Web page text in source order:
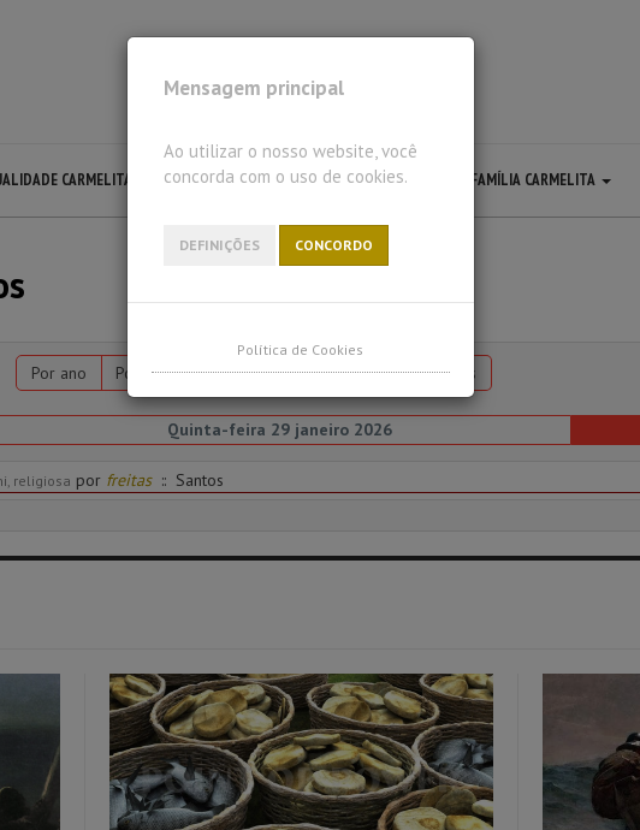
CARMELITA LECTIO DIVINA LITURGIA CARMELITA FAMÍLIA CARMELITA
Por ano Por mês Por semana Hoje Ir para o mês
Quinta-feira 29 janeiro 2026
religiosa por freitas:: Santos
Mensagem principal
Ao utilizar o nosso website, você
concorda com o uso de cookies.
DEFINIÇÕES CONCORDO
Política de Cookies